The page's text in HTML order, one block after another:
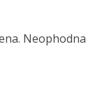
Neophodna